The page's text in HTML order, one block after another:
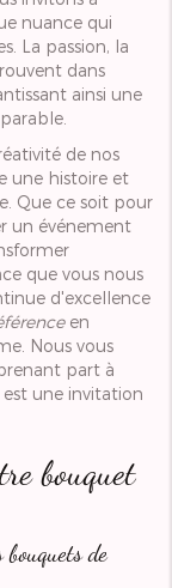
nuance qui
La passion, la
dans
ainsi une
de nos
une histoire et
Que ce soit pour
un événement
que vous nous
d'excellence
en
Nous vous
part à
une invitation
bouquet
de